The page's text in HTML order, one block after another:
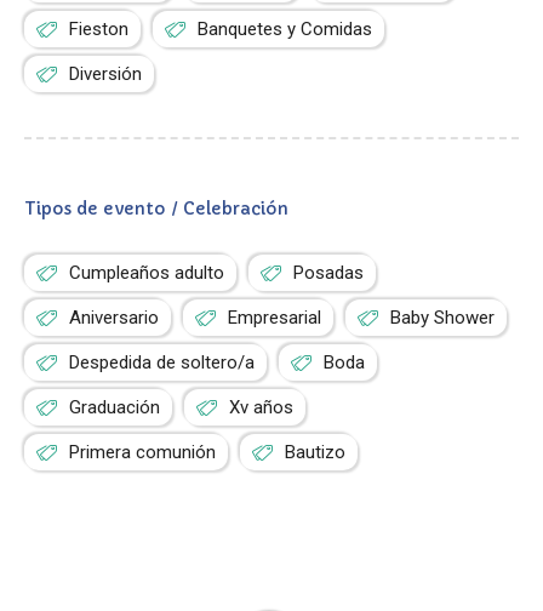
Fieston Banquetes y Comidas
Diversión
Tipos de evento / Celebración
Cumpleaños adulto Posadas
Aniversario Empresarial Baby Shower
Despedida de soltero/a Boda
Graduación Xv años
Primera comunión Bautizo